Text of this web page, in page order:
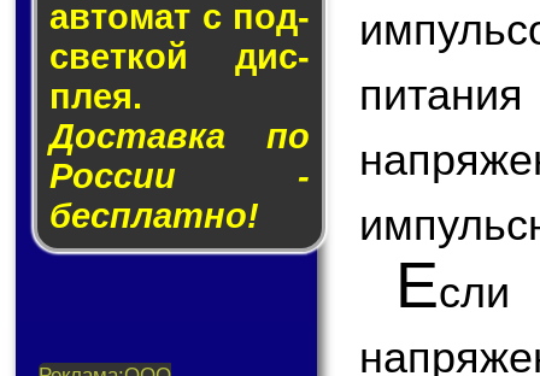
ав­то­мат с под­
свет­кой дис­
плея.
Доставка по
России -
бесплатно!
Е